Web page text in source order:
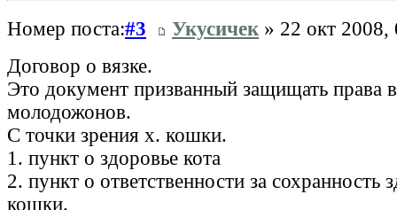
Номер поста:#3 Укусичек » 22 окт 2008,
Договор о вязке.
Это документ призванный защищать права
молодожонов.
С точки зрения х. кошки.
1. пункт о здоровье кота
2. пункт о ответственности за сохранность
кошки.